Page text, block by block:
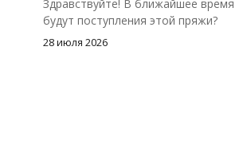
Здравствуйте! В ближайшее время
будут поступления этой пряжи?
28 июля 2026